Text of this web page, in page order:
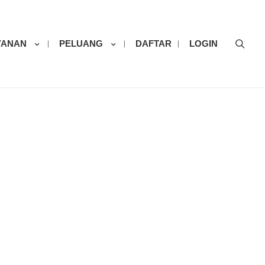
PELUANG DAFTAR LOGIN